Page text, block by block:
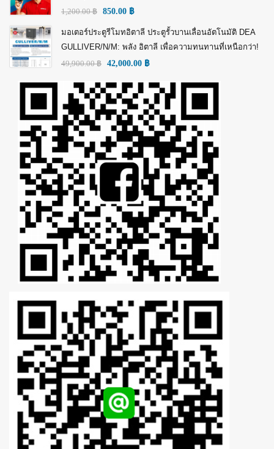
1,200.00฿ 850.00 ฿
มอเตอร์ประตูรีโมทอิตาลี ประตูรั้วบานเลื่อนอัตโนมัติ DEA
GULLIVER/N/M: พลัง อิตาลี เพื่อความทนทานที่เหนือกว่า!
49,900.00฿ 42,000.00 ฿